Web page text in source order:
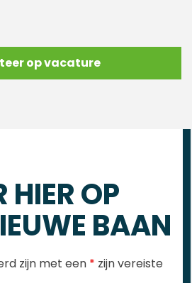
op vacature
HIER OP
BAAN
zijn met een * zijn vereiste